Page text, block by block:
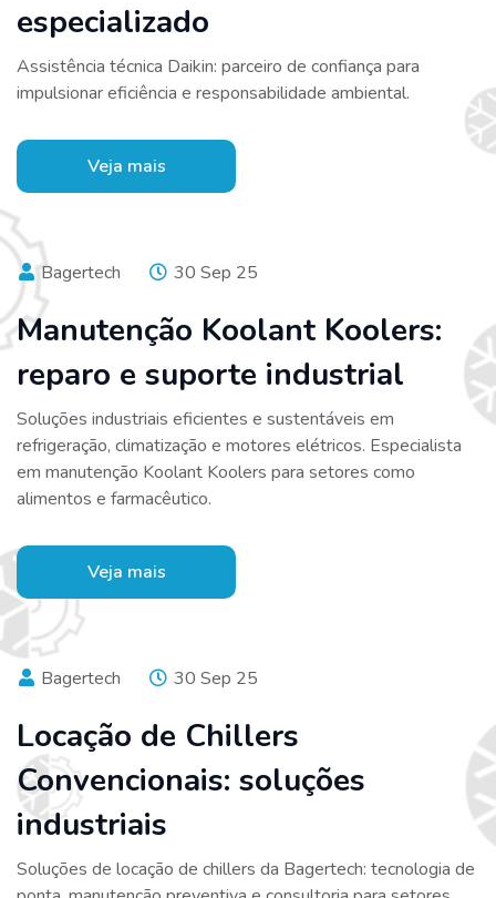
especializado
Assistência técnica Daikin: parceiro de confiança para
impulsionar eficiência e responsabilidade ambiental.
Veja mais
Bagertech 30 Sep 25
Manutenção Koolant Koolers:
reparo e suporte industrial
Soluções industriais eficientes e sustentáveis em
refrigeração, climatização e motores elétricos. Especialista
em manutenção Koolant Koolers para setores como
alimentos e farmacêutico.
Veja mais
Bagertech 30 Sep 25
Locação de Chillers
Convencionais: soluções
industriais
Soluções de locação de chillers da Bagertech: tecnologia de